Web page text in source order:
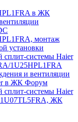
в ЖК
монтаж
установки
сплит-системы Haier
1U25HPL1FRA
и вентиляции
в ЖК Форум
сплит-системы Haier
1U07TL5FRA, ЖК